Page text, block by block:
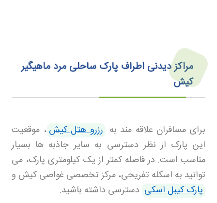
مراکز دیدنی اطراف پارک ساحلی مرد ماهیگیر
کیش
برای مسافران علاقه مند به رزرو هتل کیش ، موقعیت
این پارک از نظر دسترسی به سایر جاذبه ها بسیار
مناسب است. در فاصله کمتر از یک کیلومتری پارک، می
توانید به اسکله تفریحی، مرکز تخصصی غواصی کیش و
پارک کیبل اسکی دسترسی داشته باشید.